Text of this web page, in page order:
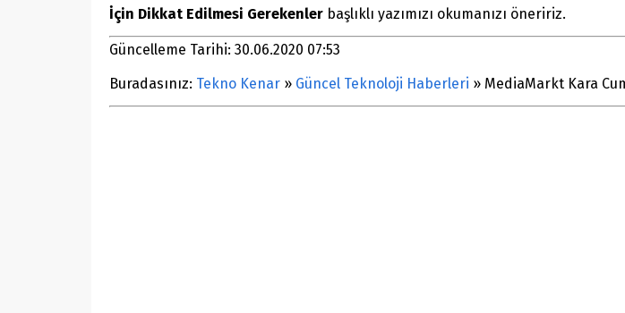
İçin Dikkat Edilmesi Gerekenler başlıklı yazımızı okumanızı öneririz.
Güncelleme Tarihi: 30.06.2020 07:53
Buradasınız: Tekno Kenar » Güncel Teknoloji Haberleri » MediaMarkt Kara